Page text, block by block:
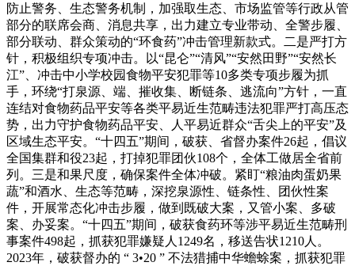
防止警务、生态警务机制，加强取生态、市场监管等行政从管
部分的联席会商、消息共享，出力建立专业带动、全警步履、
部分联动、群众策动的“环食药”冲击管理新款式。二是严打方
针，积极组织专项冲击。以“昆仑”“清风”“安然田野”“安然长
江”、冲击中小学校园食物平安犯罪等10多类专项步履为抓
手，环绕“打泉源、端、摧收集、断链条、逃流向”方针，一直
连结对食物药品平安等各类平易近生范畴违法犯罪严打高压态
势，出力守护食物药品平安、人平易近群众“舌尖上的平安”及
区域生态平安。“十四五”期间，破获、省督办案件26起，倡议
全国集群和役23起，打掉犯罪团伙108个，全体工做居全省前
列。三是和果尺度，确保案件全体冲破。紧盯“粮油肉蛋奶果
蔬”和酒水、生态等范畴，深挖泉源性、链条性、团伙性案
件，开展常态化冲击步履，做到既破大案，又管小案、多破
案、办妥案。“十四五”期间，破获食药环等涉平易近生范畴刑
事案件498起，抓获犯罪嫌疑人1249名，移送告状1210人。
2023年，破获督办的 “ 3•20 ” 不法猎捕中华蟾蜍案，抓获犯罪